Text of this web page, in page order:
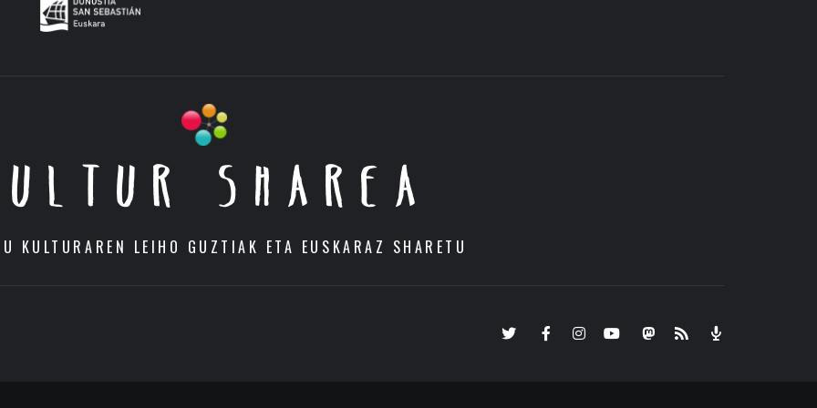
SHAREA
KULTURAREN LEIHO GUZTIAK ETA EUSKARAZ SHARETU
TwitterFacebookInstagramYoutubeMastodon.eus
RSS Podcast